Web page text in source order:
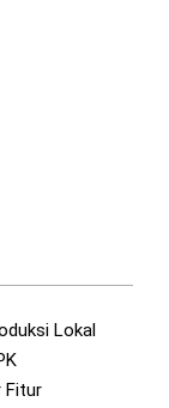
Lokal
Fitur